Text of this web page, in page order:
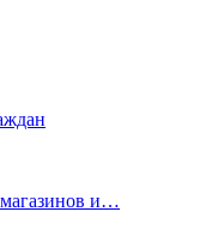
магазинов и…